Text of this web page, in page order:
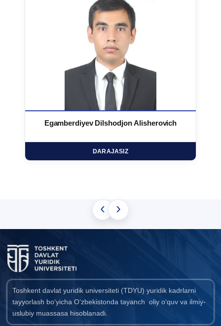
Egamberdiyev Dilshodjon Alisherovich
DARAJASIZ
‹ ›
Toshkent davlat yuridik universiteti (TDYU) yuridik kadrlarni
tayyorlash bo‘yicha O‘zbekistonda tayanch oliy o‘quv va ilmiy-
uslubiy muassasa hisoblanadi.